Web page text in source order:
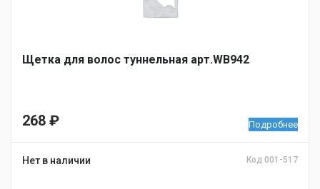
Щетка для волос туннельная арт.WB942
268 ₽ Подробнее
Нет в наличии Код 001-517